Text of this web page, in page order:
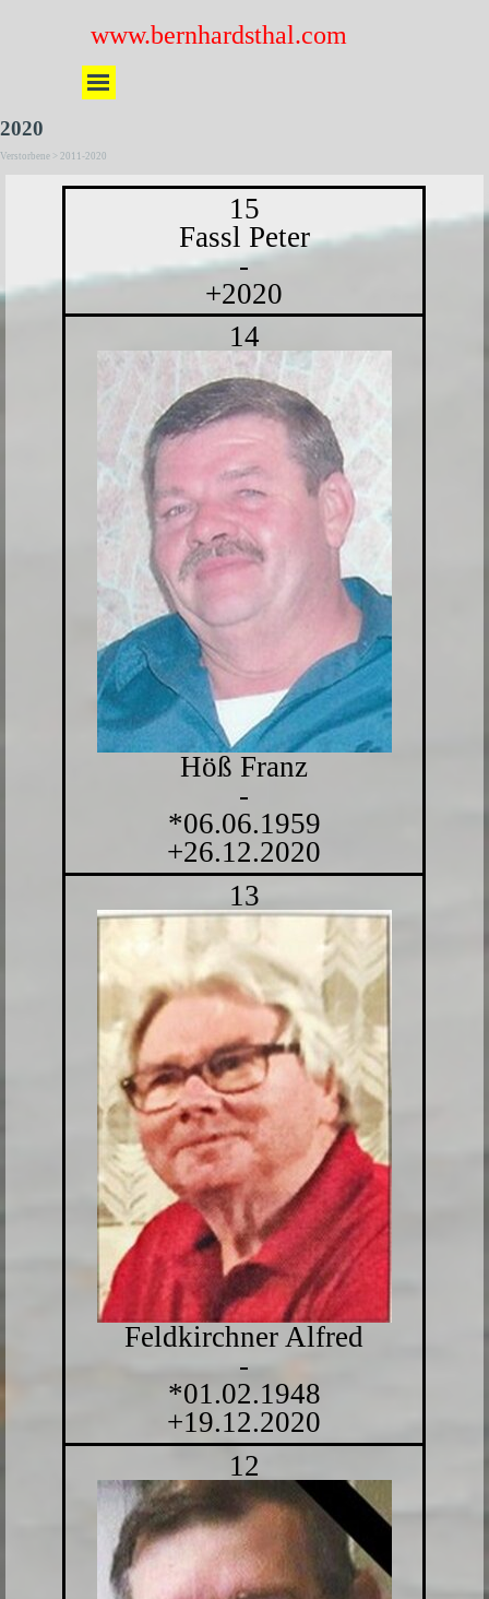
www.bernhardsthal.com
Menü überspringen
2020
Verstorbene > 2011-2020
15
Fassl Peter
-
+2020
14
Höß Franz
-
*06.06.1959
+26.12.2020
13
Feldkirchner Alfred
-
*01.02.1948
+19.12.2020
12